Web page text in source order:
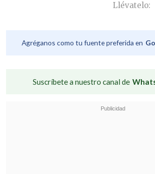
Llévatelo:
Agréganos como tu fuente preferida en
Suscríbete a nuestro canal de